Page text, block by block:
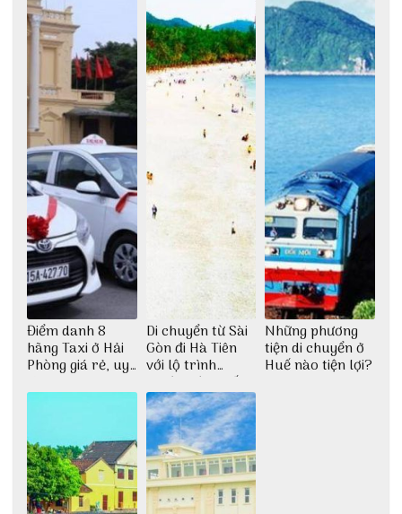
Điểm danh 8
hãng Taxi ở Hải
Phòng giá rẻ, uy
Di chuyển từ Sài
Gòn đi Hà Tiên
với lộ trình
thuận tiện nhất
Những phương
tiện di chuyển ở
Huế nào tiện lợi?